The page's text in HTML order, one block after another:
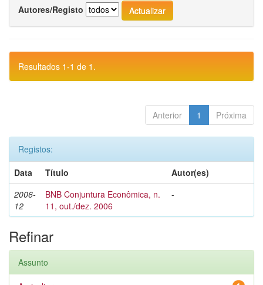
Autores/Registo
Resultados 1-1 de 1.
Anterior 1 Próxima
Registos:
Data
Título
Autor(es)
2006-
12
BNB Conjuntura Econômica, n.
11, out./dez. 2006
-
Refinar
Assunto